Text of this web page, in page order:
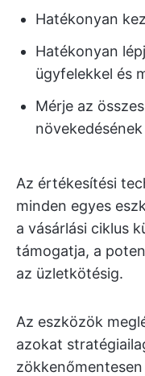
Hatékonyan
Hatékonyan
ügyfelekkel és
Mérje az
Az értékesítési
minden egyes
a vásárlási ciklus
támogatja, a
az üzletkötésig.
Az eszközök
azokat